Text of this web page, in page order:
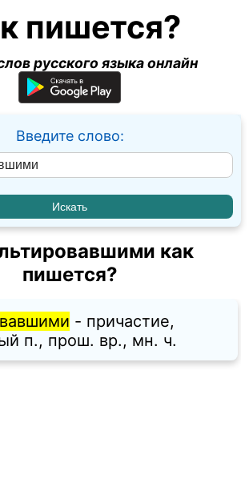
пишется?
русского языка онлайн
Введите слово:
как
пишется?
- причастие,
п., прош. вр., мн. ч.